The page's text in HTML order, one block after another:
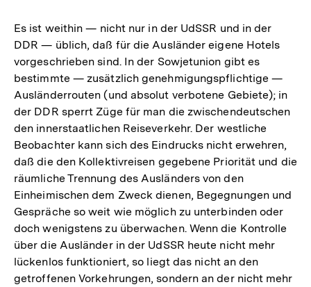
Es ist weithin — nicht nur in der UdSSR und in der
DDR — üblich, daß für die Ausländer eigene Hotels
vorgeschrieben sind. In der Sowjetunion gibt es
bestimmte — zusätzlich genehmigungspflichtige —
Ausländerrouten (und absolut verbotene Gebiete); in
der DDR sperrt Züge für man die zwischendeutschen
den innerstaatlichen Reiseverkehr. Der westliche
Beobachter kann sich des Eindrucks nicht erwehren,
daß die den Kollektivreisen gegebene Priorität und die
räumliche Trennung des Ausländers von den
Einheimischen dem Zweck dienen, Begegnungen und
Gespräche so weit wie möglich zu unterbinden oder
doch wenigstens zu überwachen. Wenn die Kontrolle
über die Ausländer in der UdSSR heute nicht mehr
lückenlos funktioniert, so liegt das nicht an den
getroffenen Vorkehrungen, sondern an der nicht mehr